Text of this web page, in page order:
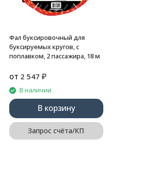
Фал буксировочный для
буксируемых кругов, с
поплавком, 2 пассажира, 18 м
от 2 547 ₽
В наличии
В корзину
Запрос счёта/КП